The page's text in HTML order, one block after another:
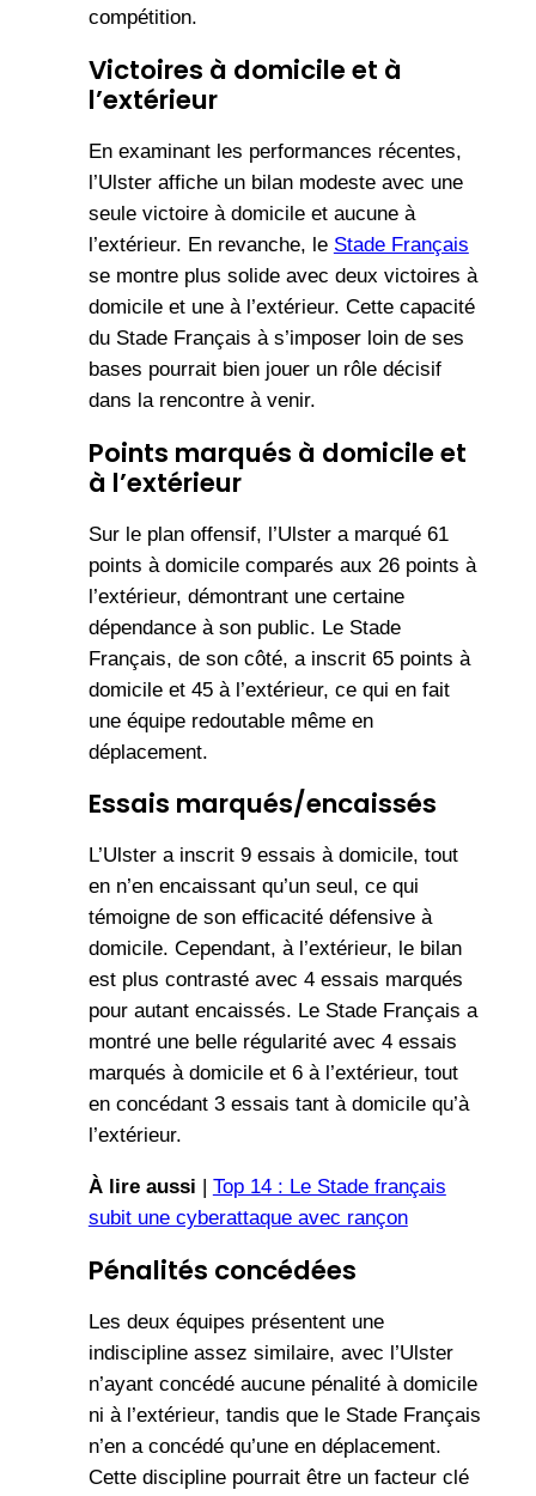
compétition.
Victoires à domicile et à
l’extérieur
En examinant les performances récentes,
l’Ulster affiche un bilan modeste avec une
seule victoire à domicile et aucune à
l’extérieur. En revanche, le Stade Français
se montre plus solide avec deux victoires à
domicile et une à l’extérieur. Cette capacité
du Stade Français à s’imposer loin de ses
bases pourrait bien jouer un rôle décisif
dans la rencontre à venir.
Points marqués à domicile et
à l’extérieur
Sur le plan offensif, l’Ulster a marqué 61
points à domicile comparés aux 26 points à
l’extérieur, démontrant une certaine
dépendance à son public. Le Stade
Français, de son côté, a inscrit 65 points à
domicile et 45 à l’extérieur, ce qui en fait
une équipe redoutable même en
déplacement.
Essais marqués/encaissés
L’Ulster a inscrit 9 essais à domicile, tout
en n’en encaissant qu’un seul, ce qui
témoigne de son efficacité défensive à
domicile. Cependant, à l’extérieur, le bilan
est plus contrasté avec 4 essais marqués
pour autant encaissés. Le Stade Français a
montré une belle régularité avec 4 essais
marqués à domicile et 6 à l’extérieur, tout
en concédant 3 essais tant à domicile qu’à
l’extérieur.
À lire aussi
Top 14 : Le Stade français
subit une cyberattaque avec rançon
Pénalités concédées
Les deux équipes présentent une
indiscipline assez similaire, avec l’Ulster
n’ayant concédé aucune pénalité à domicile
ni à l’extérieur, tandis que le Stade Français
n’en a concédé qu’une en déplacement.
Cette discipline pourrait être un facteur clé